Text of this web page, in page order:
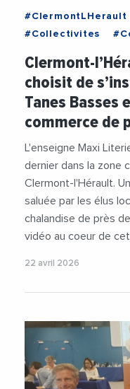
#ClermontLHerault
#Collectivites
#Economie
#VieDesEntreprises
Clermont-
choisit de
Tanes Basses
commerce de
L'enseigne Maxi
dernier dans la zone
Clermont-l'Hérault.
saluée par les élus
chalandise de près
vidéo au coeur de
22 avril 2026